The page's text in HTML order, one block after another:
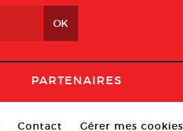
PARTENAIRES
Contact Gérer mes cookies